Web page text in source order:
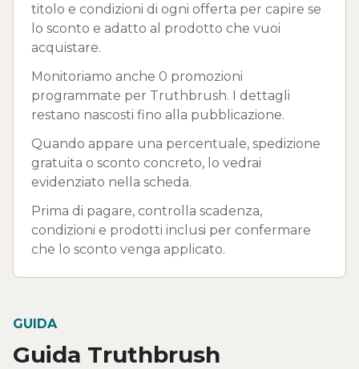
titolo e condizioni di ogni offerta per capire se
lo sconto e adatto al prodotto che vuoi
acquistare.
Monitoriamo anche 0 promozioni
programmate per Truthbrush. I dettagli
restano nascosti fino alla pubblicazione.
Quando appare una percentuale, spedizione
gratuita o sconto concreto, lo vedrai
evidenziato nella scheda.
Prima di pagare, controlla scadenza,
condizioni e prodotti inclusi per confermare
che lo sconto venga applicato.
GUIDA
Guida Truthbrush